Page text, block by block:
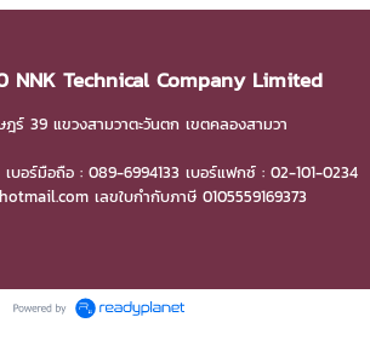
NNK Technical Company Limited
ร์ 39 แขวงสามวาตะวันตก เขตคลองสามวา
บอร์มือถือ : 089-6994133 เบอร์แฟกซ์ : 02-101-0234
เลขใบกำกับภาษี 0105559169373